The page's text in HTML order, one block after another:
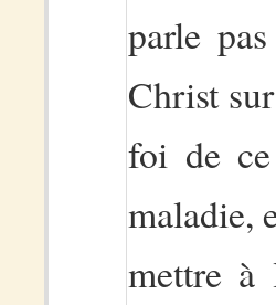
parle
Christ
foi de
maladie,
mettre à